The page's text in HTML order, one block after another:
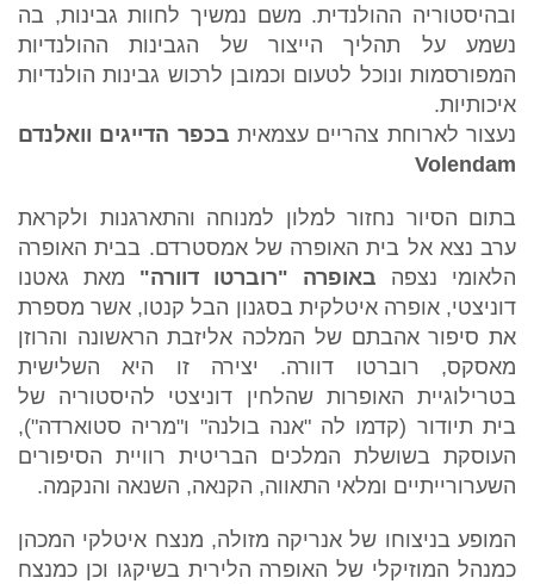
ובהיסטוריה ההולנדית. משם נמשיך לחוות גבינות, בה
נשמע על תהליך הייצור של הגבינות ההולנדיות
המפורסמות ונוכל לטעום וכמובן לרכוש גבינות הולנדיות
איכותיות.
נעצור לארוחת צהריים עצמאית בכפר הדייגים וואלנדם
Volendam
בתום הסיור נחזור למלון למנוחה והתארגנות ולקראת
ערב נצא אל בית האופרה של אמסטרדם. בבית האופרה
הלאומי נצפה באופרה "רוברטו דוורה" מאת גאטנו
דוניצטי, אופרה איטלקית בסגנון הבל קנטו, אשר מספרת
את סיפור אהבתם של המלכה אליזבת הראשונה והרוזן
מאסקס, רוברטו דוורה. יצירה זו היא השלישית
בטרילוגיית האופרות שהלחין דוניצטי להיסטוריה של
בית תיודור (קדמו לה "אנה בולנה" ו"מריה סטוארדה"),
העוסקת בשושלת המלכים הבריטית רוויית הסיפורים
השערורייתיים ומלאי התאווה, הקנאה, השנאה והנקמה.
המופע בניצוחו של אנריקה מזולה, מנצח איטלקי המכהן
כמנהל המוזיקלי של האופרה הלירית בשיקגו וכן כמנצח